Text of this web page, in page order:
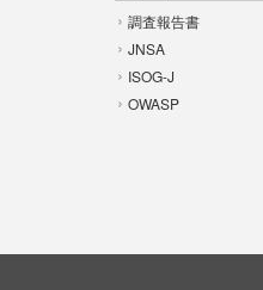
調査報告書
JNSA
ISOG-J
OWASP